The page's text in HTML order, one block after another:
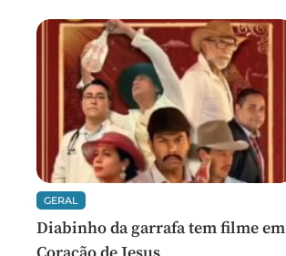
GERAL
Diabinho da garrafa tem filme em